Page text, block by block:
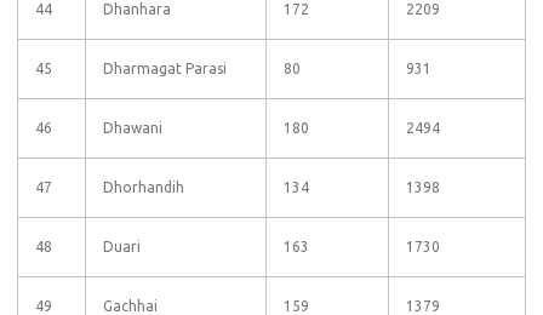
44 Dhanhara 172 2209
45 Dharmagat Parasi 80 931
46 Dhawani 180 2494
47 Dhorhandih 134 1398
48 Duari 163 1730
49 Gachhai 159 1379